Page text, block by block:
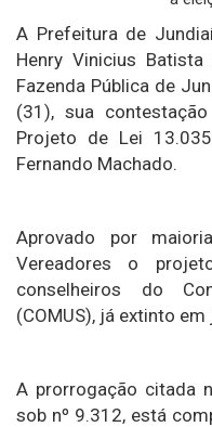
A Prefeitura de
Henry Vinicius
Fazenda Pública de
(31), sua
Projeto de Lei
Fernando Machado.
Aprovado por
Vereadores o
conselheiros do
(COMUS), já extinto
A prorrogação citada
sob nº 9.312, está